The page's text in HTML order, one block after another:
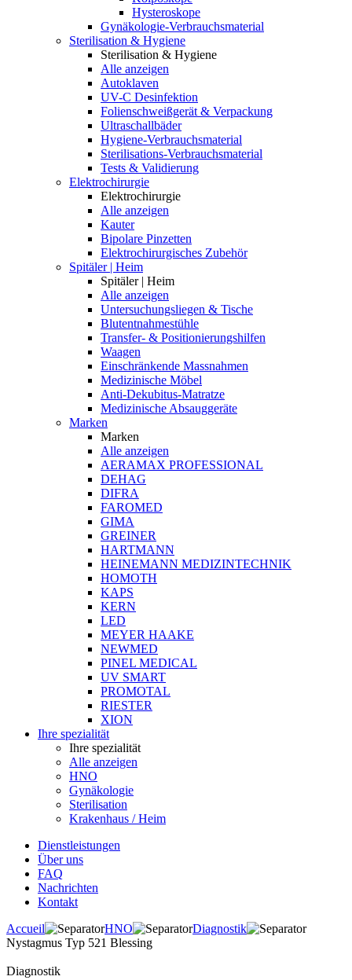
Hysteroskope
Gynäkologie-Verbrauchsmaterial
Sterilisation & Hygiene
Sterilisation & Hygiene
Alle anzeigen
Autoklaven
UV-C Desinfektion
Folienschweißgerät & Verpackung
Ultraschallbäder
Hygiene-Verbrauchsmaterial
Sterilisations-Verbrauchsmaterial
Tests & Validierung
Elektrochirurgie
Elektrochirurgie
Alle anzeigen
Kauter
Bipolare Pinzetten
Elektrochirurgisches Zubehör
Spitäler | Heim
Spitäler | Heim
Alle anzeigen
Untersuchungsliegen & Tische
Blutentnahmestühle
Transfer- & Positionierungshilfen
Waagen
Einschränkende Massnahmen
Medizinische Möbel
Anti-Dekubitus-Matratze
Medizinische Absauggeräte
Marken
Marken
Alle anzeigen
AERAMAX PROFESSIONAL
DEHAG
DIFRA
FAROMED
GIMA
GREINER
HARTMANN
HEINEMANN MEDIZINTECHNIK
HOMOTH
KAPS
KERN
LED
MEYER HAAKE
NEWMED
PINEL MEDICAL
UV SMART
PROMOTAL
RIESTER
XION
Ihre spezialität
Ihre spezialität
Alle anzeigen
HNO
Gynäkologie
Sterilisation
Krakenhaus / Heim
Dienstleistungen
Über uns
FAQ
Nachrichten
Kontakt
Accueil
HNO
Diagnostik
Nystagmus Typ 521 Blessing
Diagnostik